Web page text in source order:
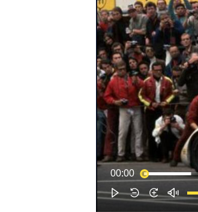
MOTOGP
00:00